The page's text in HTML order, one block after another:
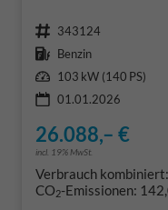
Fahrzeugnr. 343124
Kraftstoff Benzin
Leistung 103 kW (140 PS)
01.01.2026
26.088,– €
incl. 19% MwSt.
Verbrauch kombiniert:
CO2-Emissionen: